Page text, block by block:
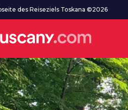
des Reiseziels Toskana ©2026